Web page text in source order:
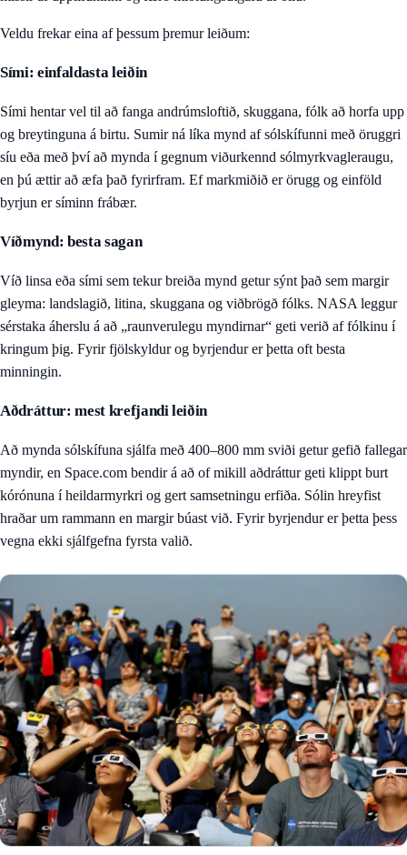
Veldu frekar eina af þessum þremur leiðum:
Sími: einfaldasta leiðin
Sími hentar vel til að fanga andrúmsloftið, skuggana, fólk að horfa upp
og breytinguna á birtu. Sumir ná líka mynd af sólskífunni með öruggri
síu eða með því að mynda í gegnum viðurkennd sólmyrkvagleraugu,
en þú ættir að æfa það fyrirfram. Ef markmiðið er örugg og einföld
byrjun er síminn frábær.
Víðmynd: besta sagan
Víð linsa eða sími sem tekur breiða mynd getur sýnt það sem margir
gleyma: landslagið, litina, skuggana og viðbrögð fólks. NASA leggur
sérstaka áherslu á að „raunverulegu myndirnar“ geti verið af fólkinu í
kringum þig. Fyrir fjölskyldur og byrjendur er þetta oft besta
minningin.
Aðdráttur: mest krefjandi leiðin
Að mynda sólskífuna sjálfa með 400–800 mm sviði getur gefið fallegar
myndir, en Space.com bendir á að of mikill aðdráttur geti klippt burt
kórónuna í heildarmyrkri og gert samsetningu erfiða. Sólin hreyfist
hraðar um rammann en margir búast við. Fyrir byrjendur er þetta þess
vegna ekki sjálfgefna fyrsta valið.